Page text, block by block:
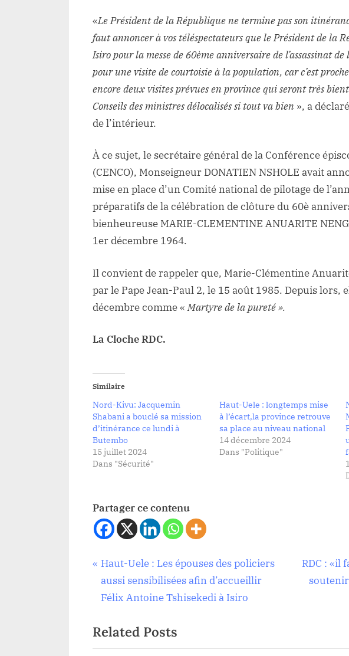
«Le Président de la République ne termine pas son
faut annoncer à vos téléspectateurs que le Président de la
Isiro pour la messe de 60ème anniversaire de l’assassinat
pour une visite de courtoisie à la population, car c’est
encore deux visites prévues en province qui seront très
Conseils des ministres délocalisés si tout va bien », a
de l’intérieur.
À ce sujet, le secrétaire général de la Conférence
(CENCO), Monseigneur DONATIEN NSHOLE avait
mise en place d’un Comité national de pilotage de
préparatifs de la célébration de clôture du 60è
bienheureuse MARIE-CLEMENTINE ANUARITE
1er décembre 1964.
Il convient de rappeler que, Marie-Clémentine
par le Pape Jean-Paul 2, le 15 août 1985. Depuis lors,
décembre comme «Martyre de la pureté ».
La Cloche RDC.
Similaire
Nord-Kivu: Jacquemin
Shabani a bouclé sa mission
d’itinérance ce lundi à
Butembo
15 juillet 2024
Dans "Sécurité"
Haut-Uele : longtemps mise
à l’écart,la province retrouve
sa place au niveau national
14 décembre 2024
Dans "Politique"
Partager ce contenu
Politique
Tags:
RDC
Navigation
de
l’article
P
r
e
i
o
Haut-Uele : Les épouses des policiers
aussi sensibilisées afin d’accueillir
Félix Antoine Tshisekedi à Isiro
N
o
RDC : «il
Related Posts